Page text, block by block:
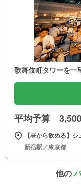
歌舞伎町タワーを一
平均予算
【昼から飲める】
新宿駅／東京都
他の